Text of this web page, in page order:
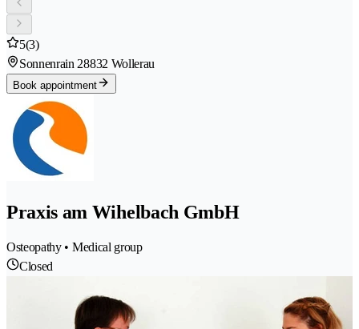
5(3)
Sonnenrain 28832 Wollerau
Book appointment
Praxis am Wihelbach GmbH
Osteopathy • Medical group
Closed